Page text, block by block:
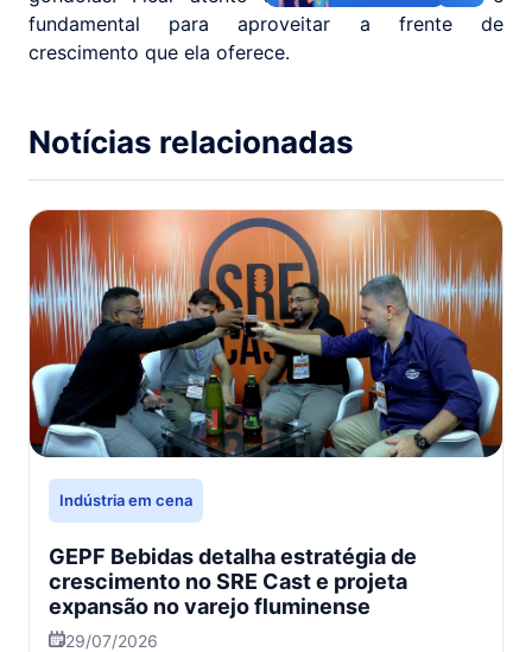
fundamental para aproveitar a frente de
crescimento que ela oferece.
Notícias relacionadas
Indústria em cena
GEPF Bebidas detalha estratégia de
crescimento no SRE Cast e projeta
expansão no varejo fluminense
29/07/2026